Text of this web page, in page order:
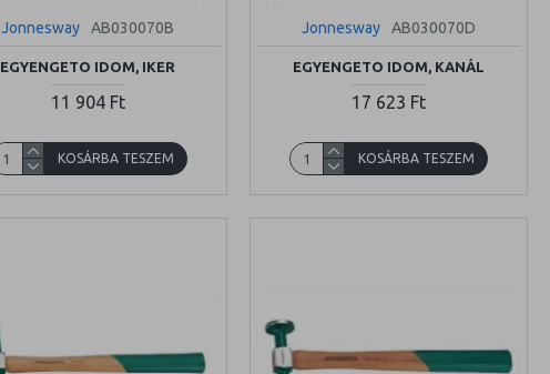
Jonnesway AB030070B
EGYENGETO IDOM, IKER
11 904 Ft
KOSÁRBA TESZEM
Jonnesway AB030070D
EGYENGETO IDOM, KANÁL
17 623 Ft
KOSÁRBA TESZEM